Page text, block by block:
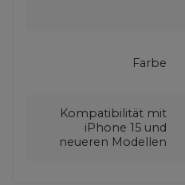
Farbe
Kompatibilität mit
iPhone 15 und
neueren Modellen